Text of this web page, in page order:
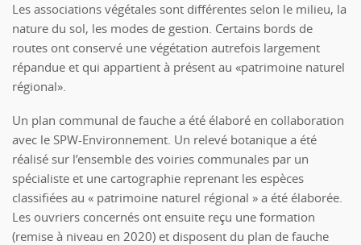
Les associations végétales sont différentes selon le milieu, la
nature du sol, les modes de gestion. Certains bords de
routes ont conservé une végétation autrefois largement
répandue et qui appartient à présent au «patrimoine naturel
régional».
Un plan communal de fauche a été élaboré en collaboration
avec le SPW-Environnement. Un relevé botanique a été
réalisé sur l’ensemble des voiries communales par un
spécialiste et une cartographie reprenant les espèces
classifiées au « patrimoine naturel régional » a été élaborée.
Les ouvriers concernés ont ensuite reçu une formation
(remise à niveau en 2020) et disposent du plan de fauche